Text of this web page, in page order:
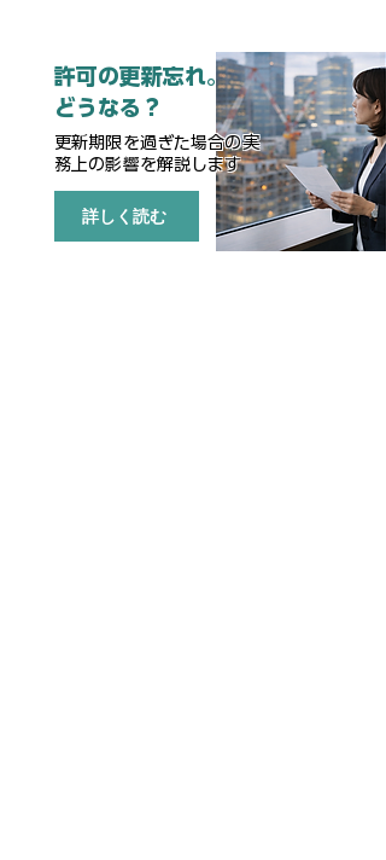
許可の更新忘れ。
どうなる？
更新期限を過ぎた場合の実
務上の影響を解説します
詳しく読む